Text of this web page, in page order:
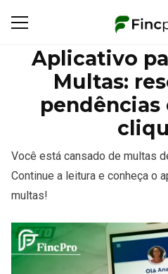
Aplicativo
Multas:
pendências
Você está cansado de multas
Continue a leitura e conheça o
multas!